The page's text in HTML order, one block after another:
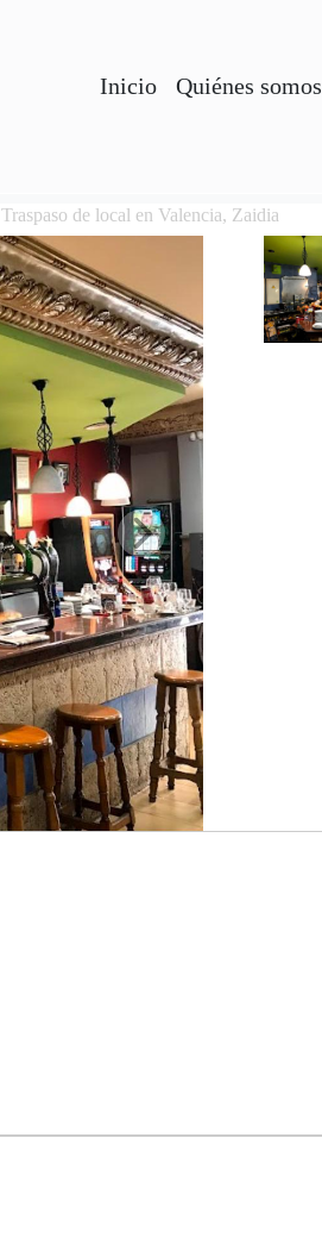
Inicio Quiénes somos
Traspaso de local en Valencia, Zaidia